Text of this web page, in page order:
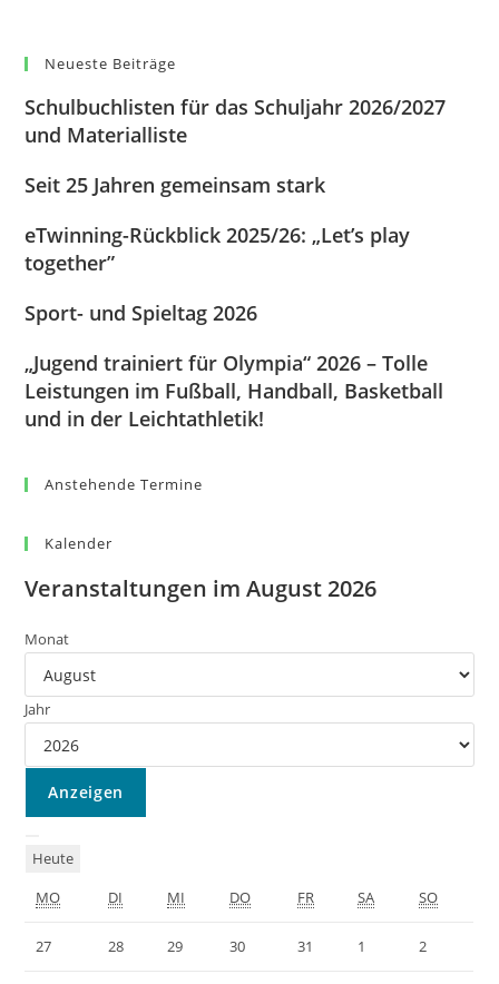
Neueste Beiträge
Schulbuchlisten für das Schuljahr 2026/2027
und Materialliste
Seit 25 Jahren gemeinsam stark
eTwinning-Rückblick 2025/26: „Let’s play
together”
Sport- und Spieltag 2026
„Jugend trainiert für Olympia“ 2026 – Tolle
Leistungen im Fußball, Handball, Basketball
und in der Leichtathletik!
Anstehende Termine
Kalender
Veranstaltungen im August 2026
Monat
Jahr
Heute
MO
DI MI DO FR SA SO
27 28 29 30 31 1 2